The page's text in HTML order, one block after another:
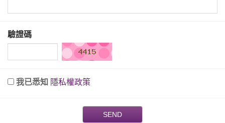
驗證碼
我已悉知 隱私權政策
SEND